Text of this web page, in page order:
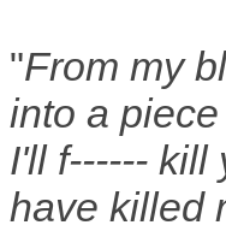
"From my
into a
I'll f------ kill
have killed